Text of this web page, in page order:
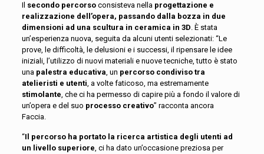
Il secondo percorsoconsisteva nella progettazione e
realizzazione dell’opera, passando dalla bozza in due
dimensioni ad una scultura in ceramica in 3D. È stata
un’esperienza nuova, seguita da alcuni utenti selezionati: “Le
prove, le difficoltà, le delusioni e i successi, il ripensare le idee
iniziali, l’utilizzo di nuovi materiali e nuove tecniche, tutto è stato
una palestra educativa, un percorso condiviso tra
atelieristi e utenti, a volte faticoso, ma estremamente
stimolante, che ci ha permesso di capire più a fondo il valore di
un’opera e del suo processo creativo” racconta ancora
Faccia.
“Il percorso ha portato la ricerca artistica degli utenti ad
un livello superiore, ci ha dato un’occasione preziosa per